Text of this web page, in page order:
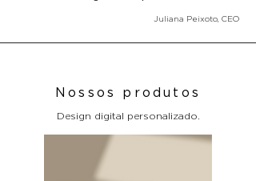
Juliana Peixoto, CEO
Nossos produtos
Design digital personalizado.